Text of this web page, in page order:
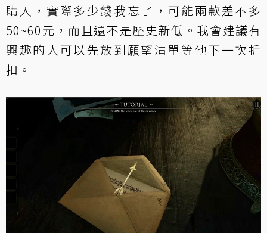
購入，實際多少錢我忘了，可能兩款差不多
50~60元，而且還不是歷史新低。我會建議有
興趣的人可以先放到願望清單等他下一次折
扣。